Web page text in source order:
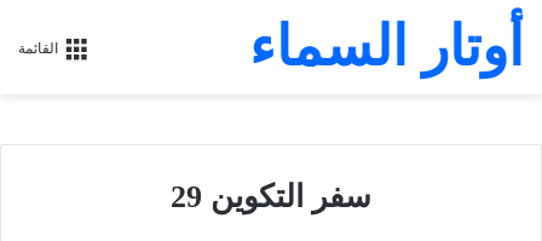
القائمة أوتار السماء
سفر التكوين 29